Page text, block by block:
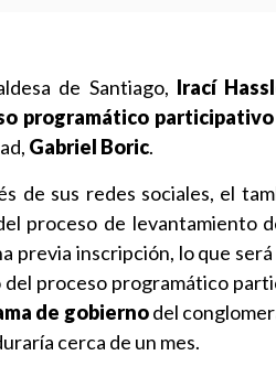
de Santiago, Irací
programático participativo
Gabriel Boric.
de sus redes sociales, el
proceso de levantamiento
previa inscripción, lo que
del proceso programático
de gobiernodel
cerca de un mes.